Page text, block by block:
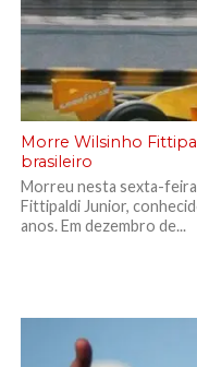
Morre Wilsinho
brasileiro
Morreu nesta sexta-
Fittipaldi Junior,
anos. Em dezembro de...